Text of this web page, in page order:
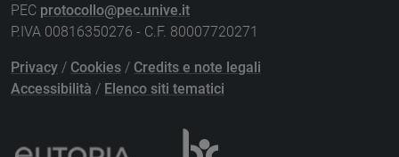
PEC protocollo@pec.unive.it
P.IVA 00816350276 - C.F. 80007720271
Privacy / Cookies / Credits e note legali
Accessibilità / Elenco siti tematici